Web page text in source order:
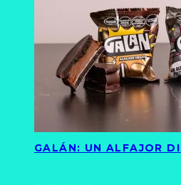
GALÁN: UN ALFAJOR